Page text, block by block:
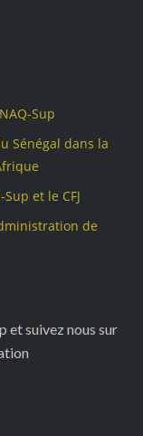
Sup
Sénégal dans la
et le CFJ
de
et suivez nous sur